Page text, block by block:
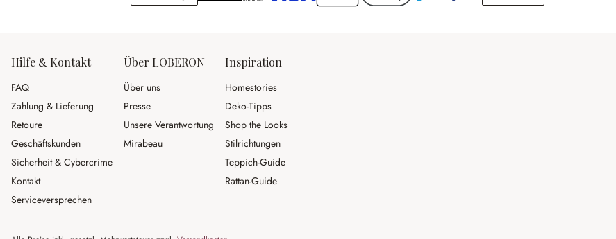
Hilfe & Kontakt
FAQ
Zahlung & Lieferung
Retoure
Geschäftskunden
Sicherheit & Cybercrime
Kontakt
Serviceversprechen
Über LOBERON
Über uns
Presse
Unsere Verantwortung
Mirabeau
Inspiration
Homestories
Deko-Tipps
Shop the Looks
Stilrichtungen
Teppich-Guide
Rattan-Guide